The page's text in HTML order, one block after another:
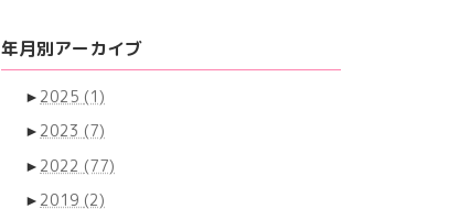
年月別アーカイブ
► 2025 (1)
► 2023 (7)
► 2022 (77)
► 2019 (2)